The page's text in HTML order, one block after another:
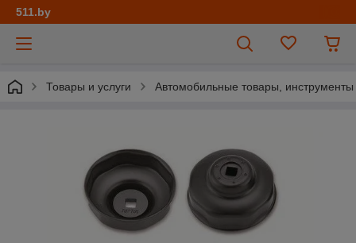
511.by
Товары и услуги Автомобильные товары, инструменты